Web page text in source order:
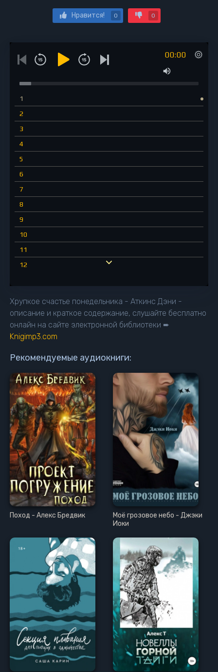
Нравится! 0 0
00:00
1
2
3
4
5
6
7
8
9
10
11
12
15
16
17
18
20
21
22
23
24
25
26
27
28
30
31
34
35
36
37
38
Хрупкое счастье понедельника - Аткинс Дэни -
описание и краткое содержание, слушайте бесплатно
онлайн на сайте электронной библиотеки ➨
Knigimp3.com
Рекомендуемые аудиокниги:
Поход - Алекс Бредвик
Моё грозовое небо - Джэки
Иоки